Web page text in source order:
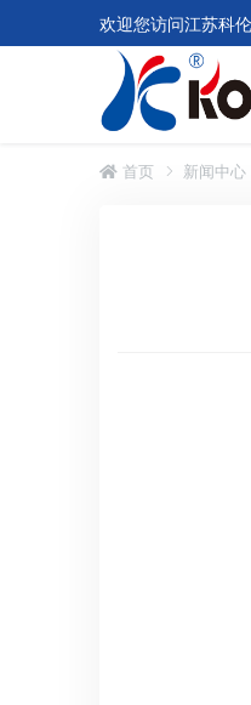
欢迎您访问江苏科
首页 新闻中心